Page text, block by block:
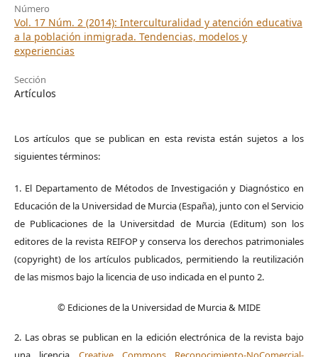
Número
Vol. 17 Núm. 2 (2014): Interculturalidad y atención educativa
a la población inmigrada. Tendencias, modelos y
experiencias
Sección
Artículos
Los artículos que se publican en esta revista están sujetos a los
siguientes términos:
1. El Departamento de Métodos de Investigación y Diagnóstico en
Educación de la Universidad de Murcia (España), junto con el Servicio
de Publicaciones de la Universitdad de Murcia (Editum) son los
editores de la revista REIFOP y conserva los derechos patrimoniales
(copyright) de los artículos publicados, permitiendo la reutilización
de las mismos bajo la licencia de uso indicada en el punto 2.
© Ediciones de la Universidad de Murcia & MIDE
2. Las obras se publican en la edición electrónica de la revista bajo